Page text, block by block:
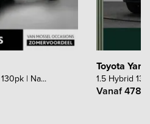
| Na...
Toyota
1.5 Hybrid
Vanaf 478